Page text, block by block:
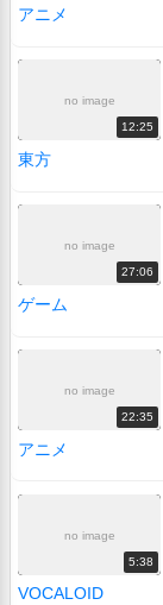
アニメ
no image
12:25
東方
no image
27:06
ゲーム
no image
22:35
アニメ
no image
5:38
VOCALOID